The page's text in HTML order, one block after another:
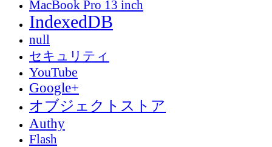
MacBook Pro 13 inch
IndexedDB
null
セキュリティ
YouTube
Google+
オブジェクトストア
Authy
Flash